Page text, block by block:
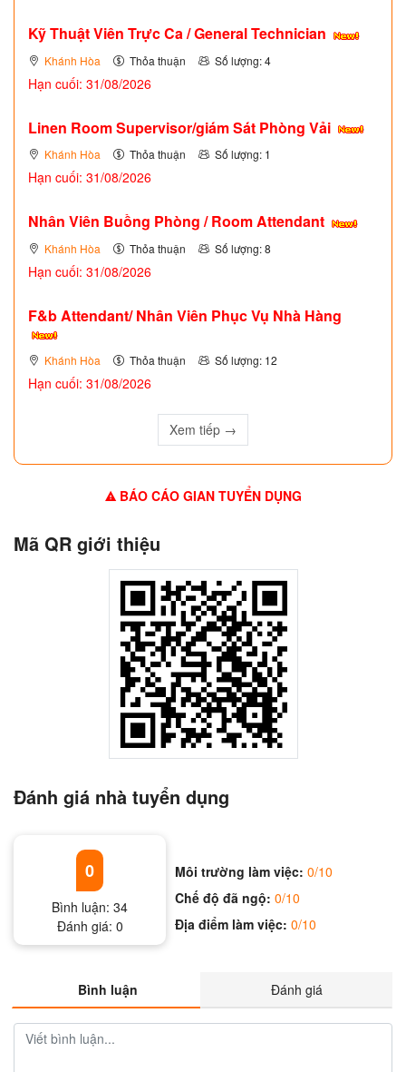
Kỹ Thuật Viên Trực Ca / General Technician
Khánh Hòa Thỏa thuận Số lượng: 4
Hạn cuối: 31/08/2026
Linen Room Supervisor/giám Sát Phòng Vải
Khánh Hòa Thỏa thuận Số lượng: 1
Hạn cuối: 31/08/2026
Nhân Viên Buồng Phòng / Room Attendant
Khánh Hòa Thỏa thuận Số lượng: 8
Hạn cuối: 31/08/2026
F&b Attendant/ Nhân Viên Phục Vụ Nhà Hàng
Khánh Hòa Thỏa thuận Số lượng: 12
Hạn cuối: 31/08/2026
Xem tiếp →
BÁO CÁO GIAN TUYỂN DỤNG
Mã QR giới thiệu
Đánh giá nhà tuyển dụng
0
Bình luận:34
Đánh giá: 0
Môi trường làm việc:0/10
Chế độ đã ngộ:0/10
Địa điểm làm việc:0/10
Bình luận Đánh giá